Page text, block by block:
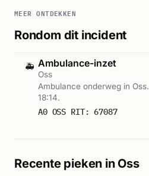
MEER ONTDEKKEN
Rondom dit incident
🚑 Ambulance-inzet
Oss
Ambulance onderweg in
18:14.
A0 OSS RIT: 67087
Recente pieken in Oss